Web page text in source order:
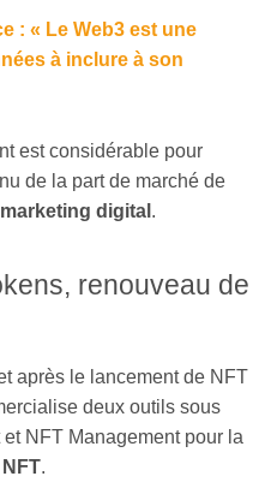
: « Le Web3 est une
à inclure à son
est considérable pour
de la part de marché de
marketing digital .
renouveau de
après le lancement de NFT
deux outils sous
NFT Management pour la
NFT.